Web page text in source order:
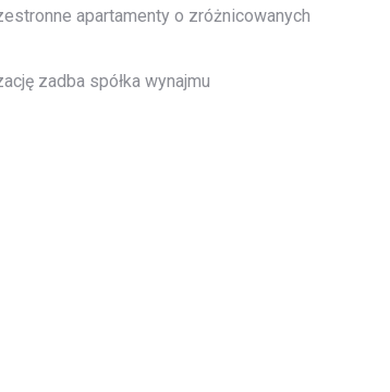
apartamenty o zróżnicowanych
zadba spółka wynajmu